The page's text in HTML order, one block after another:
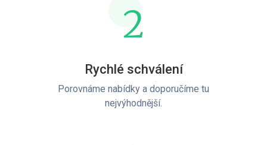
2
Rychlé schválení
Porovnáme nabídky a doporučíme tu
nejvýhodnější.